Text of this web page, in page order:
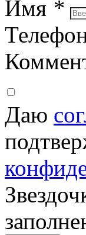
Имя *
Даю